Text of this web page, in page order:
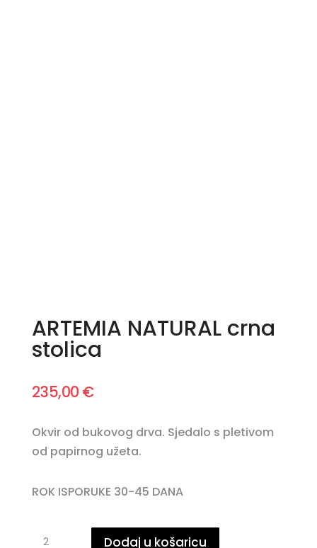
ARTEMIA NATURAL crna
stolica
235,00 €
Okvir od bukovog drva. Sjedalo s pletivom
od papirnog užeta.
ROK ISPORUKE 30-45 DANA
Dodaj u košaricu